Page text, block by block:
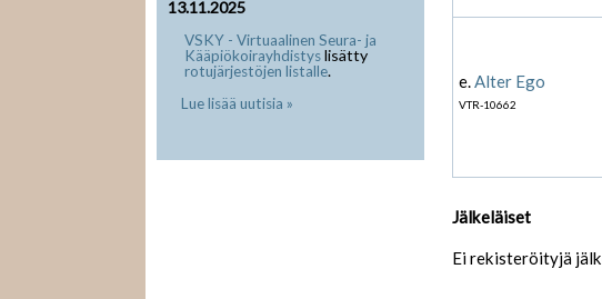
13.11.2025
VSKY - Virtuaalinen Seura- ja
Kääpiökoirayhdistyslisätty
rotujärjestöjen listalle.
Lue lisää uutisia »
e.Alter Ego
VTR-10662
Jälkeläiset
Ei rekisteröityjä